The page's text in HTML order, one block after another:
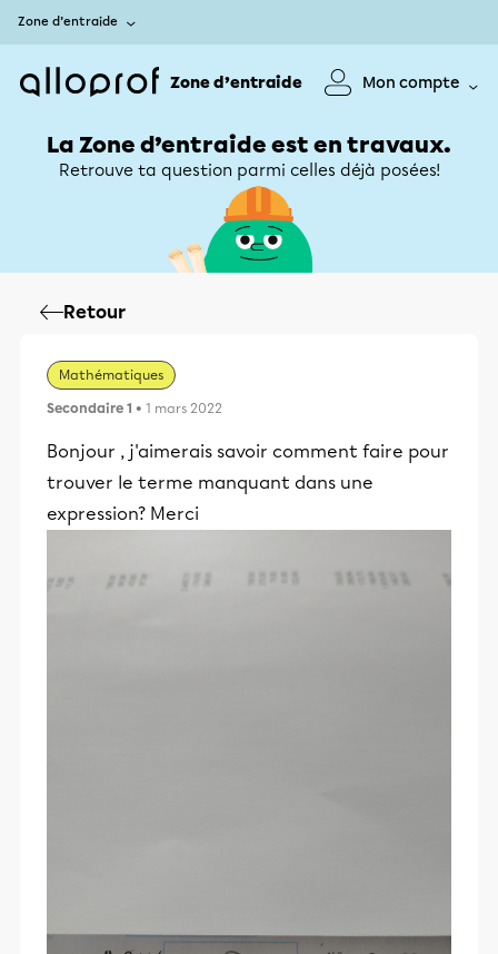
Zone d’entraide
Zone d’entraide Mon compte
La Zone d’entraide est en travaux.
Retrouve ta question parmi celles déjà posées!
Retour
Mathématiques
Secondaire 1 • 1 mars 2022
Bonjour , j'aimerais savoir comment faire pour
trouver le terme manquant dans une
expression? Merci